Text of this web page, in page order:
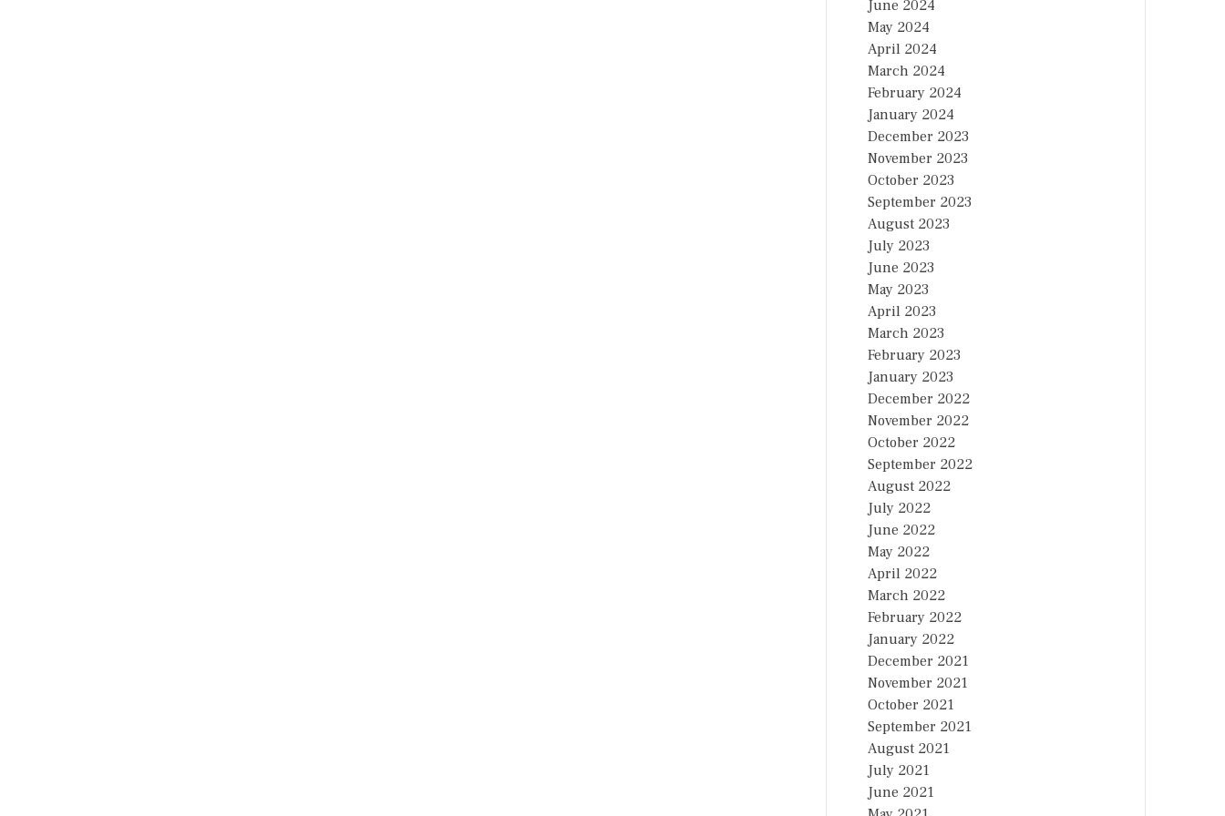
June 2024
May 2024
April 2024
March 2024
February 2024
January 2024
December 2023
November 2023
October 2023
September 2023
August 2023
July 2023
June 2023
May 2023
April 2023
March 2023
February 2023
January 2023
December 2022
November 2022
October 2022
September 2022
August 2022
July 2022
June 2022
May 2022
April 2022
March 2022
February 2022
January 2022
December 2021
November 2021
October 2021
September 2021
August 2021
July 2021
June 2021